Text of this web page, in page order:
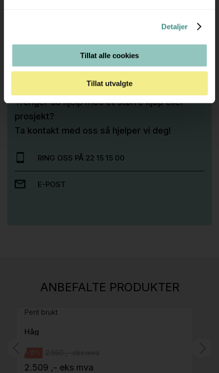
Detaljer
Tillat alle cookies
Tillat utvalgte
Trenger du hjelp med et større kjøp eller
prosjekt?
Ta kontakt med oss så hjelper vi deg!
RING OSS PÅ 22 15 15 00
E-POST
ANBEFALTE PRODUKTER
H05 5600 Swingback-armlene Mørk
Pent brukt
Håg
-15%
2.509 ,- eks mva